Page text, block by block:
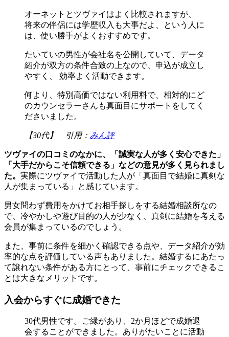
オーネットとツヴァイはよく比較されますが、
将来の伴侶には学歴収入も大事だよ、という人に
は、使い勝手がよくおすすめです。
たいていの男性が会社名を公開していて、データ
紹介が双方の条件合致の上なので、申込が成立し
やすく、 効率よく活動できます。
何より、特別高価ではない利用料で、相対的にど
のカウンセラーさんも真面目にサポートをしてく
ださいました。
【30代】 引用： みん評
ツヴァイの口コミのなかに、「誠実な人が多く安心できた」
「大手だからこそ信頼できる」などの意見が多く見られまし
た。 実際にツヴァイで活動した人が「真面目で結婚に真剣な
人が集まっている」と感じています。
男女問わず費用をかけてお相手探しをする結婚相談所なの
で、冷やかしや遊び目的の人が少なく、真剣に結婚を考える
会員が集まっているのでしょう。
また、事前に条件を細かく確認できる点や、データ紹介が効
率的な点を評価している声もありました。結婚するにあたっ
て譲れない条件がある方にとって、事前にチェックできるこ
とは大きなメリットです。
入会からすぐに成婚できた
30代男性です。ご縁があり、2か月ほどで成婚退
会することができました。ありがたいことに活動